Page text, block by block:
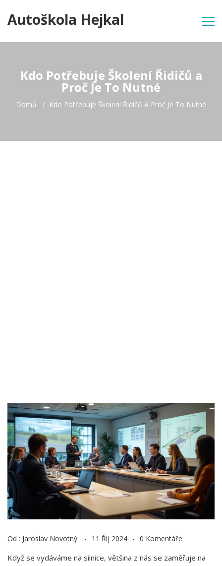
Autoškola Hejkal
Kdo Potřebuje Školení Řidičů a
Proč Je To Nutné
Domů Kdo Potřebuje Školení Řidičů A Proč Je To Nutné
Od : Jaroslav Novotný 11 Říj 2024 0 Komentáře
Když se vydáváme na silnice, většina z nás se zaměřuje na